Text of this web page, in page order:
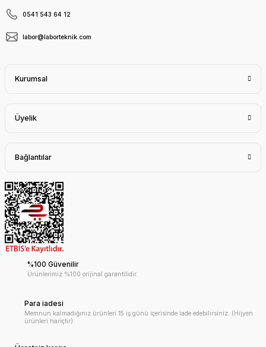
0541 543 64 12
labor@laborteknik.com
Kurumsal
Üyelik
Bağlantılar
%100 Güvenilir
Ürünlerimiz %100 orijinal garantilidir.
Para iadesi
Memnun kalmadığınız ürünleri 15 iş günü içerisinde iade edebilirsiniz. (Hijyen
ürünleri hariçtir)